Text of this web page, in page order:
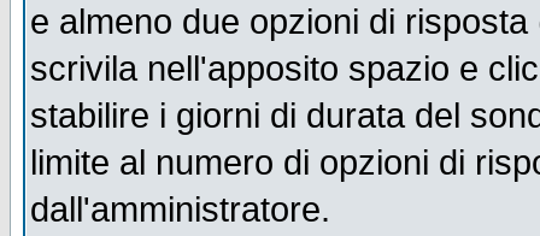
e almeno due opzioni di
scrivila nell'apposito spazio e
stabilire i giorni di durata del
limite al numero di opzioni di
dall'amministratore.